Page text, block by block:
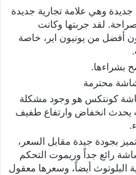
وهي علامة تجارية جديدة
لقد جربتها وكانت
أفضل من يونيون اير، خاصة
بشراءها.
محترمة
كونتكس هو وجود مشكلة
يحدث انخفاض وارتفاع طفيف
بجودة جيدة مقابل السعر،
رائع جداً وريموت التحكم
البلوتوث أيضاً، وسعرها معقول